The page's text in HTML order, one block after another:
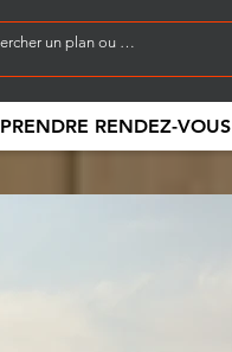
PRENDRE RENDEZ-VOUS